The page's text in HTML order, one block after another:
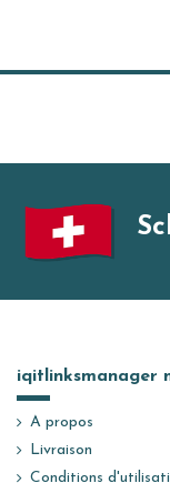
iqitlinksmanager
A propos
Livraison
Conditions